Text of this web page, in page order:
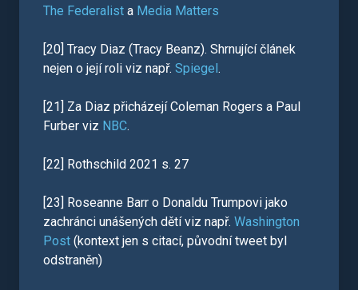
The Federalist a Media Matters
[20] Tracy Diaz (Tracy Beanz). Shrnující článek
nejen o její roli viz např. Spiegel.
[21] Za Diaz přicházejí Coleman Rogers a Paul
Furber viz NBC.
[22] Rothschild 2021 s. 27
[23] Roseanne Barr o Donaldu Trumpovi jako
zachránci unášených dětí viz např. Washington
Post (kontext jen s citací, původní tweet byl
odstraněn)